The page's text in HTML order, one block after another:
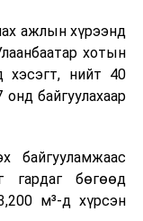
хангах зэрэг
тусгажээ.
хариулт,
ажиллах дасгал,
дадлага зэрэг
зохион байгуулж
ажлын хүрээнд
хотын
хэсэгт, нийт 40
байгуулахаар
байгууламжаас
гардаг бөгөөд
м³-д хүрсэн